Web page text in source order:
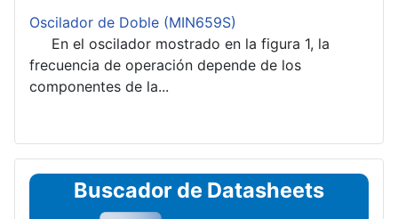
Oscilador de Doble (MIN659S)
En el oscilador mostrado en la figura 1, la
frecuencia de operación depende de los
componentes de la...
Buscador de Datasheets